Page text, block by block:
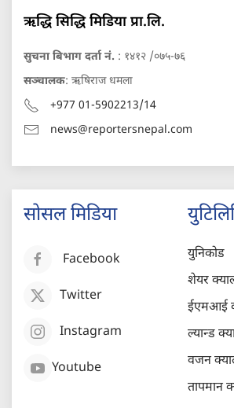
ऋद्धि सिद्धि मिडिया प्रा.लि.
सुचना बिभाग दर्ता नं. : १४१२ /०७५-७६
सञ्चालक: ऋषिराज धमला
+977 01-5902213/14
news@reportersnepal.com
सोसल मिडिया
Facebook
Twitter
Instagram
Youtube
युनिकोड
शेयर
ईएमआई
ल्यान्ड
वजन
तापमान